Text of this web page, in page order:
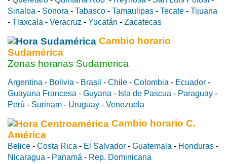
Sinaloa - Sonora - Tabasco - Tamaulipas - Tecate - Tijuana
- Tlaxcala - Veracruz - Yucatán - Zacatecas
Cambio horario
Sudamérica
Zonas horarias Sudamerica
Argentina - Bolivia - Brasil - Chile - Colombia - Ecuador -
Guayana Francesa - Guyana - Isla de Pascua - Paraguay -
Perú - Surinam - Uruguay - Venezuela
Cambio horario C.
América
Belice - Costa Rica - El Salvador - Guatemala - Honduras -
Nicaragua - Panamá - Rep. Dominicana